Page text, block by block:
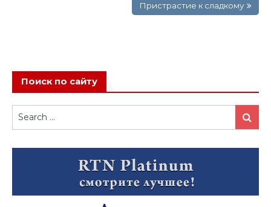
Пристрастие к сладкому
Поиск по сайту
for:
Search